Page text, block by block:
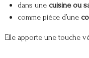
dans une cuisine ou
comme pièce d’une
Elle apporte une touche